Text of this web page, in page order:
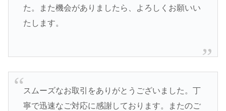
た。また機会がありましたら、よろしくお願いい
たします。
スムーズなお取引をありがとうございました。丁
寧で迅速なご対応に感謝しております。またのご